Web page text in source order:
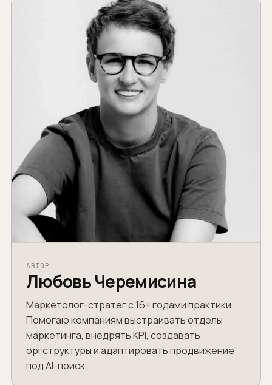
АВТОР
Любовь Черемисина
Маркетолог-стратег с 16+ годами практики.
Помогаю компаниям выстраивать отделы
маркетинга, внедрять KPI, создавать
оргструктуры и адаптировать продвижение
под AI-поиск.